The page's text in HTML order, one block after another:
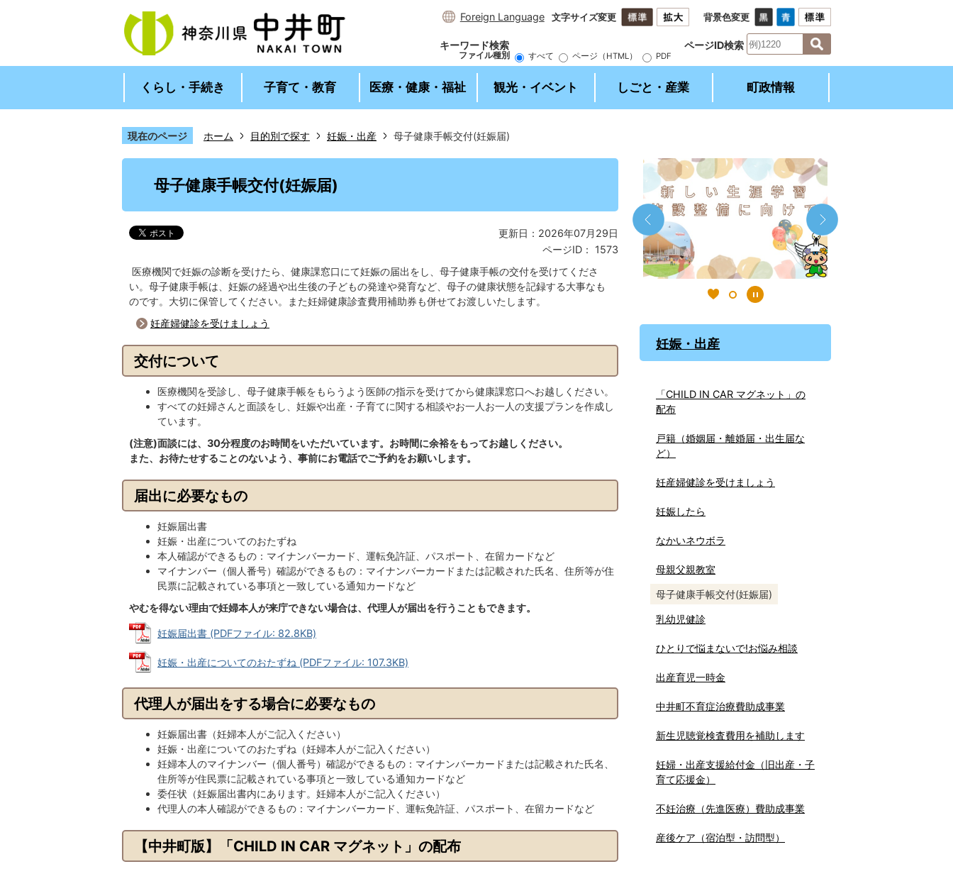
Foreign Language 文字サイズ変更 背景色変更
キーワード検索
ファイル種別 すべて ページ（HTML） PDF
ページID検索
くらし・手続き 子育て・教育 医療・健康・福祉 観光・イベント しごと・産業 町政情報
現在のページ ホーム 目的別で探す 妊娠・出産 母子健康手帳交付(妊娠届)
母子健康手帳交付(妊娠届)
更新日：2026年07月29日
ページID：
1573
医療機関で妊娠の診断を受けたら、健康課窓口にて妊娠の届出をし、母子健康手帳の交付を受けてくださ
い。母子健康手帳は、妊娠の経過や出生後の子どもの発達や発育など、母子の健康状態を記録する大事なも
のです。大切に保管してください。また妊婦健康診査費用補助券も併せてお渡しいたします。
妊産婦健診を受けましょう
交付について
医療機関を受診し、母子健康手帳をもらうよう医師の指示を受けてから健康課窓口へお越しください。
すべての妊婦さんと面談をし、妊娠や出産・子育てに関する相談やお一人お一人の支援プランを作成し
ています。
(注意)面談には、30分程度のお時間をいただいています。お時間に余裕をもってお越しください。
また、お待たせすることのないよう、事前にお電話でご予約をお願いします。
届出に必要なもの
妊娠届出書
妊娠・出産についてのおたずね
本人確認ができるもの：マイナンバーカード、運転免許証、パスポート、在留カードなど
マイナンバー（個人番号）確認ができるもの：マイナンバーカードまたは記載された氏名、住所等が住
民票に記載されている事項と一致している通知カードなど
やむを得ない理由で妊婦本人が来庁できない場合は、代理人が届出を行うこともできます。
妊娠届出書 (PDFファイル: 82.8KB)
妊娠・出産についてのおたずね (PDFファイル: 107.3KB)
代理人が届出をする場合に必要なもの
妊娠届出書（妊婦本人がご記入ください）
妊娠・出産についてのおたずね（妊婦本人がご記入ください）
妊婦本人のマイナンバー（個人番号）確認ができるもの：マイナンバーカードまたは記載された氏名、
住所等が住民票に記載されている事項と一致している通知カードなど
委任状（妊娠届出書内にあります。妊婦本人がご記入ください）
代理人の本人確認ができるもの：マイナンバーカード、運転免許証、パスポート、在留カードなど
【中井町版】「CHILD IN CAR マグネット」の配布
枚
目
の
ド
の
ド
の
ラ
イ
ド
2
枚
目
の
ス
ラ
ド
妊娠・出産
「CHILD IN CAR マグネット」の
配布
戸籍（婚姻届・離婚届・出生届な
ど）
妊産婦健診を受けましょう
妊娠したら
なかいネウボラ
母親父親教室
母子健康手帳交付(妊娠届)
乳幼児健診
ひとりで悩まないで!お悩み相談
出産育児一時金
中井町不育症治療費助成事業
新生児聴覚検査費用を補助します
妊婦・出産支援給付金（旧出産・子
育て応援金）
不妊治療（先進医療）費助成事業
産後ケア（宿泊型・訪問型）